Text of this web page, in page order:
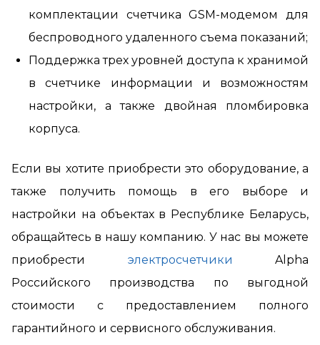
комплектации счетчика GSM-модемом для
беспроводного удаленного съема показаний;
Поддержка трех уровней доступа к хранимой
в счетчике информации и возможностям
настройки, а также двойная пломбировка
корпуса.
Если вы хотите приобрести это оборудование, а
также получить помощь в его выборе и
настройки на объектах в Республике Беларусь,
обращайтесь в нашу компанию. У нас вы можете
приобрести электросчетчики Alpha
Российского производства по выгодной
стоимости с предоставлением полного
гарантийного и сервисного обслуживания.